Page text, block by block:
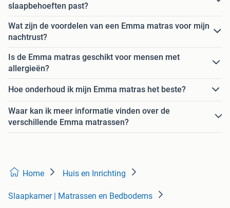
slaapbehoeften past?
Wat zijn de voordelen van een Emma matras voor mijn
nachtrust?
Is de Emma matras geschikt voor mensen met
allergieën?
Hoe onderhoud ik mijn Emma matras het beste?
Waar kan ik meer informatie vinden over de
verschillende Emma matrassen?
Home Huis en Inrichting
Slaapkamer | Matrassen en Bedbodems